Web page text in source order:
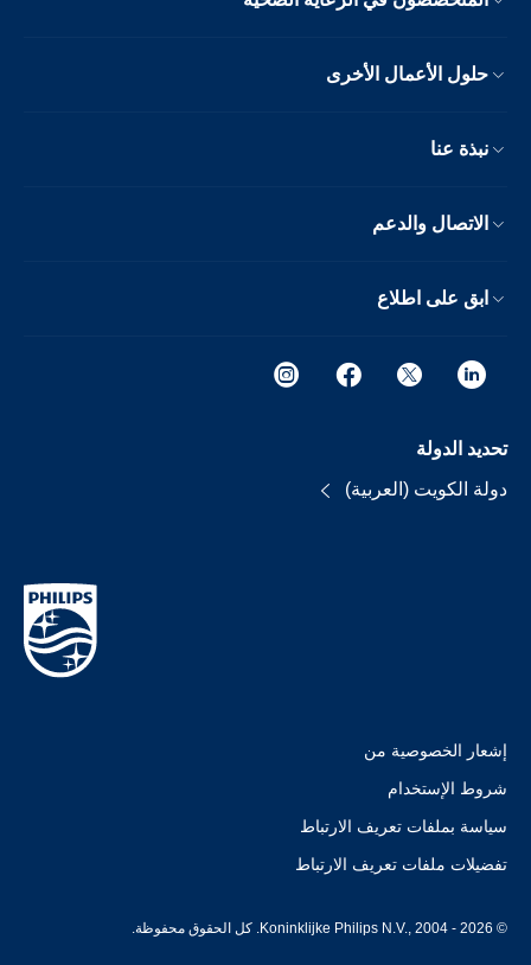
حلول الأعمال الأخرى
نبذة عنا
الاتصال والدعم
ابق على اطلاع
تحديد الدولة
دولة الكويت (العربية)
إشعار الخصوصية من
شروط الإستخدام
سياسة بملفات تعريف الارتباط
تفضيلات ملفات تعريف الارتباط
© Koninklijke Philips N.V., 2004 - 2026. كل الحقوق محفوظة.